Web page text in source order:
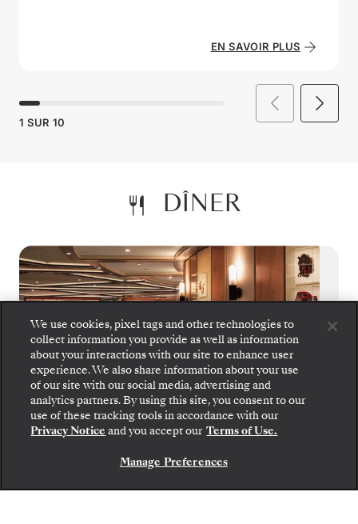
EN SAVOIR PLUS
1 SUR 10
DÎNER
S.A.L.T. Kitchen
We use cookies, pixel tags and other technologies to
collect information you provide as well as information
about your interactions with our site to enhance user
experience. We also share information about your use
of our site with our social media, advertising and
analytics partners. By using this site, you consent to our
use of these tracking tools in accordance with our
Privacy Notice and you accept our Terms of Use.
Manage Preferences